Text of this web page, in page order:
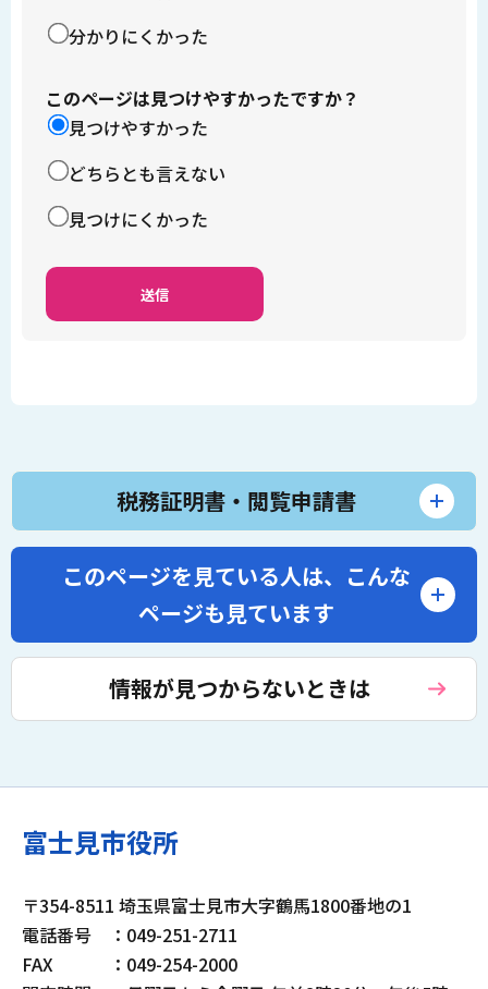
分かりにくかった
このページは見つけやすかったですか？
見つけやすかった
どちらとも言えない
見つけにくかった
税務証明書・閲覧申請書
このページを見ている人は、 こんな
ページも見ています
情報が見つからないときは
富士見市役所
〒354-8511 埼玉県富士見市大字鶴馬1800番地の1
電話番号
：049-251-2711
FAX
：049-254-2000